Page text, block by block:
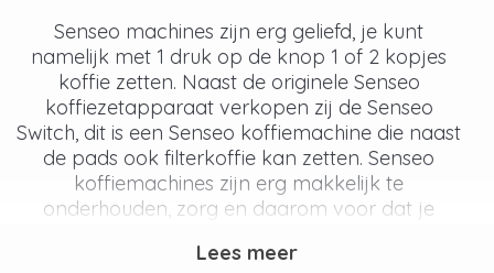
Senseo machines zijn erg geliefd, je kunt
namelijk met 1 druk op de knop 1 of 2 kopjes
koffie zetten. Naast de originele Senseo
koffiezetapparaat verkopen zij de Senseo
Switch, dit is een Senseo koffiemachine die naast
de pads ook filterkoffie kan zetten. Senseo
koffiemachines zijn erg makkelijk te
onderhouden, zorg en daarom voor dat je
met Senseo Sarista.
Lees meer